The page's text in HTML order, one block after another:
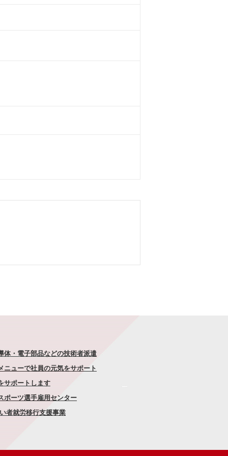
体・電子部品などの技術者派遣
ニューで社員の元気をサポート
サポートします
ポーツ選手雇用センター
者就労移行支援事業